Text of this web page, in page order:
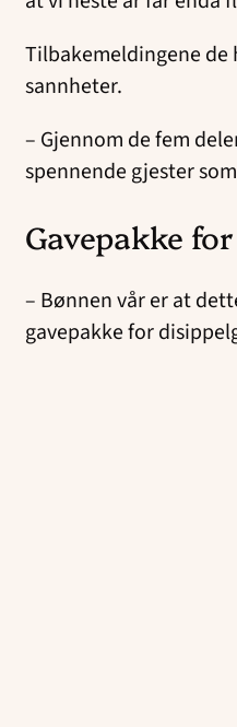
Tilbakemeldingene
sannheter.
– Gjennom de fem
spennende gjester
Gavepakke
– Bønnen vår er at
gavepakke for